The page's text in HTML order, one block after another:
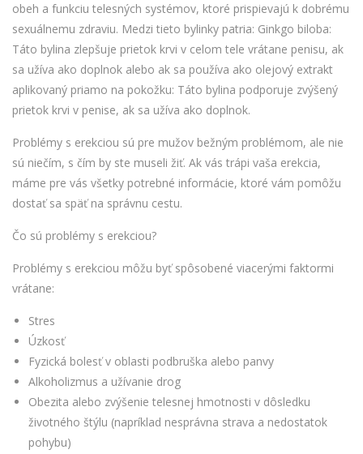
obeh a funkciu telesných systémov, ktoré prispievajú k dobrému
sexuálnemu zdraviu. Medzi tieto bylinky patria: Ginkgo biloba:
Táto bylina zlepšuje prietok krvi v celom tele vrátane penisu, ak
sa užíva ako doplnok alebo ak sa používa ako olejový extrakt
aplikovaný priamo na pokožku: Táto bylina podporuje zvýšený
prietok krvi v penise, ak sa užíva ako doplnok.
Problémy s erekciou sú pre mužov bežným problémom, ale nie
sú niečím, s čím by ste museli žiť. Ak vás trápi vaša erekcia,
máme pre vás všetky potrebné informácie, ktoré vám pomôžu
dostať sa späť na správnu cestu.
Čo sú problémy s erekciou?
Problémy s erekciou môžu byť spôsobené viacerými faktormi
vrátane:
Stres
Úzkosť
Fyzická bolesť v oblasti podbruška alebo panvy
Alkoholizmus a užívanie drog
Obezita alebo zvýšenie telesnej hmotnosti v dôsledku
životného štýlu (napríklad nesprávna strava a nedostatok
pohybu)